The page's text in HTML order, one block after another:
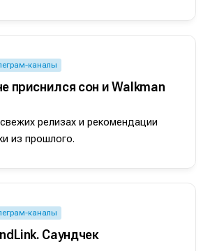
каналы
приснился сон и Walkman
релизах и рекомендации
из прошлого.
каналы
Саундчек